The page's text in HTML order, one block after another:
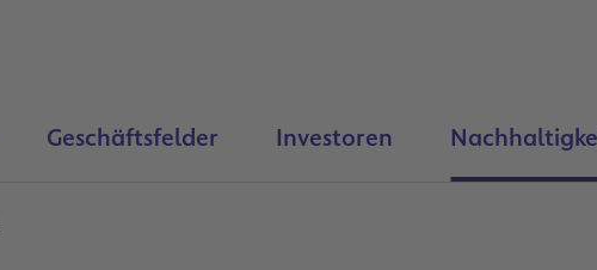
Geschäftsfelder Investoren